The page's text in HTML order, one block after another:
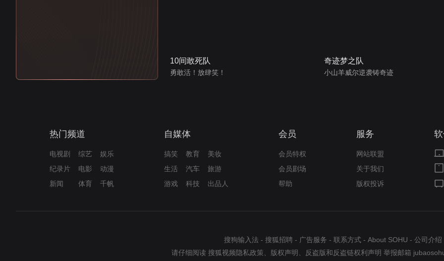
10间敢死队
勇敢活！放肆笑！
奇迹梦之队
小山羊威尔逆袭铸奇迹
热门频道
电视剧 综艺
娱乐
纪录片
电影
动漫
新闻
体育 千帆
自媒体
搞笑 教育
美妆
生活
汽车
旅游
游戏
科技 出品人
会员
会员特权
会员剧场
帮助
服务
网站联盟
关于我们
版权投诉
搜狗输入法 - 搜狐招聘 - 广告服务 - 联系方式 - About SOHU - 公司介绍
请仔细阅读 搜狐视频隐私政策 版权声明 反盗版和反盗链权利声明 举报邮箱